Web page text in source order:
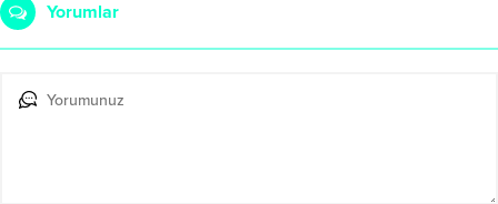
Yorumlar